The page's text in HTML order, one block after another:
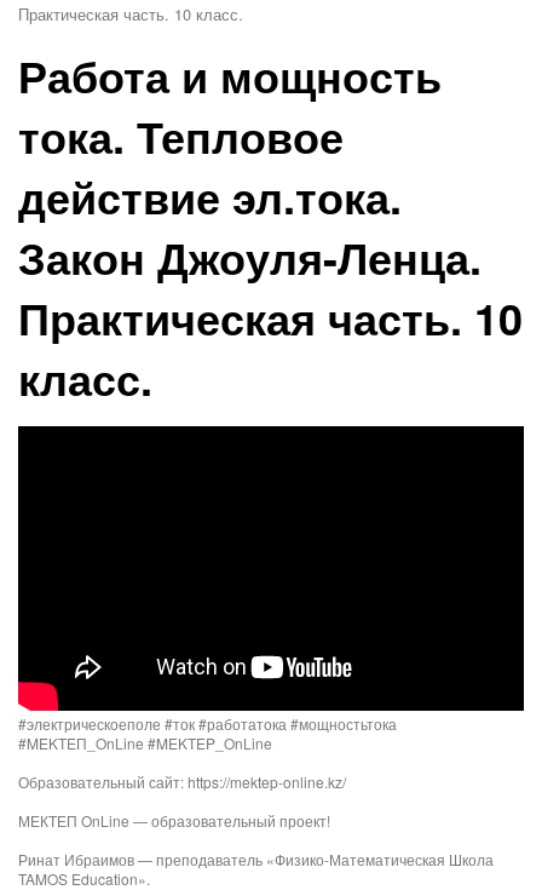
Практическая часть. 10 класс.
Работа и мощность
тока. Тепловое
действие эл.тока.
Закон Джоуля-Ленца.
Практическая часть. 10
класс.
#электрическоеполе #ток #работатока #мощностьтока
#MEKTEП_OnLine​​ #MEKTEP_OnLine​​
Образовательный сайт: https://mektep-online.kz/
МЕКТЕП OnLine — образовательный проект!
Ринат Ибраимов — преподаватель «Физико-Математическая Школа
TAMOS Education».